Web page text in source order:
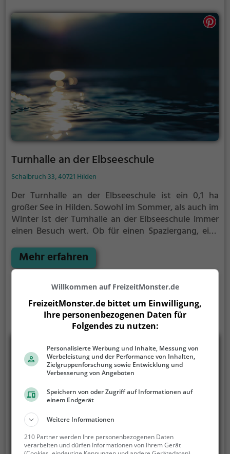
Turnhalle an der Elbseeschule
Schalbruch 33, 40721 Hilden
Der Turnhalle an der Elbseeschule ist ein 0,1 ha
großer See in Hilden.Sowohl im Sommer, als auch im
Winter ist der Turnhalle an der Elbseeschule immer
einen Besuch wert. Ob für einen Spaziergang, eine
der Turnhalle an der Elbseeschule bietet zahlreiche
Möglichkeiten für Freizeitaktivitäten.
Mehr erfahren
Willkommen auf FreizeitMonster.de
FreizeitMonster.de bittet um Einwilligung,
Ihre personenbezogenen Daten für
Folgendes zu nutzen:
Personalisierte Werbung und Inhalte, Messung von
Werbeleistung und der Performance von Inhalten,
Zielgruppenforschung sowie Entwicklung und
Verbesserung von Angeboten
Speichern von oder Zugriff auf Informationen auf
einem Endgerät
Weitere Informationen
210 Partner werden Ihre personenbezogenen Daten
verarbeiten und dürfen Informationen von Ihrem Gerät